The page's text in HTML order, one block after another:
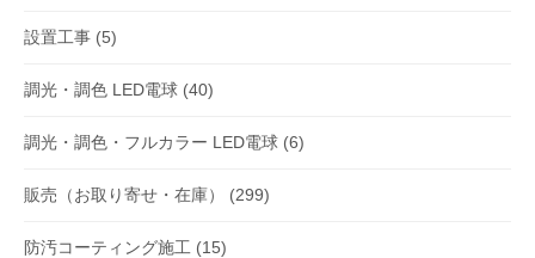
設置工事 (5)
調光・調色 LED電球 (40)
調光・調色・フルカラー LED電球 (6)
販売（お取り寄せ・在庫） (299)
防汚コーティング施工 (15)